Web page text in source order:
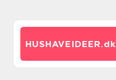
HUSHAVEIDEER.dk